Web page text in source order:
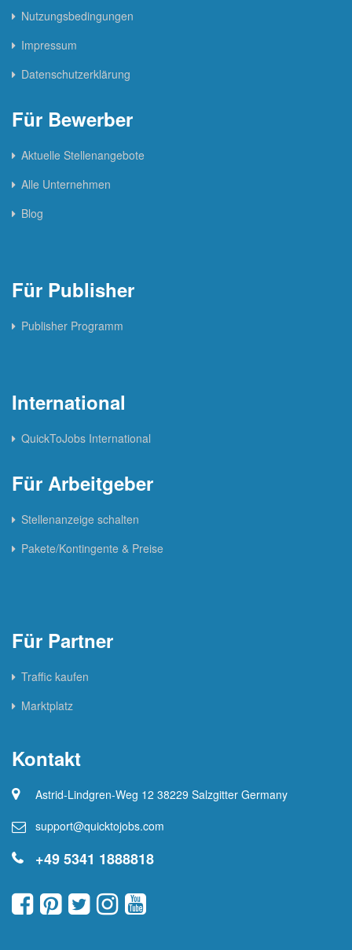
Nutzungsbedingungen
Impressum
Datenschutzerklärung
Für Bewerber
Aktuelle Stellenangebote
Alle Unternehmen
Blog
Für Publisher
Publisher Programm
International
QuickToJobs International
Für Arbeitgeber
Stellenanzeige schalten
Pakete/Kontingente & Preise
Für Partner
Traffic kaufen
Marktplatz
Kontakt
Astrid-Lindgren-Weg 12 38229 Salzgitter Germany
support@quicktojobs.com
+49 5341 1888818